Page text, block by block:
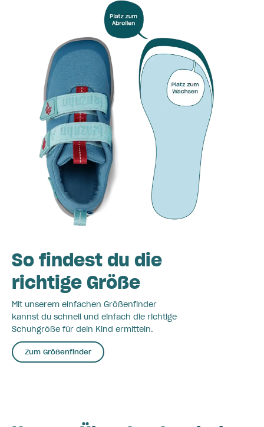
So findest du die
richtige Größe
Mit unserem einfachen Größenfinder
kannst du schnell und einfach die richtige
Schuhgröße für dein Kind ermitteln.
Zum Größenfinder